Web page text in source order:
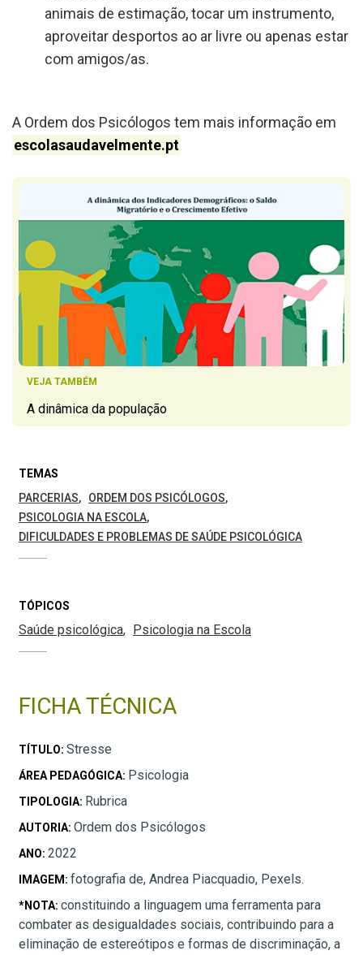
animais de estimação, tocar um instrumento,
aproveitar desportos ao ar livre ou apenas estar
com amigos/as.
A Ordem dos Psicólogos tem mais informação em
escolasaudavelmente.pt
VEJA TAMBÉM
A dinâmica da população
TEMAS
PARCERIAS
ORDEM DOS PSICÓLOGOS
PSICOLOGIA NA ESCOLA
DIFICULDADES E PROBLEMAS DE SAÚDE PSICOLÓGICA
TÓPICOS
Saúde psicológica Psicologia na Escola
FICHA TÉCNICA
TÍTULO: Stresse
ÁREA PEDAGÓGICA: Psicologia
TIPOLOGIA: Rubrica
AUTORIA: Ordem dos Psicólogos
ANO: 2022
IMAGEM: fotografia de, Andrea Piacquadio, Pexels.
*NOTA: constituindo a linguagem uma ferramenta para
combater as desigualdades sociais, contribuindo para a
eliminação de estereótipos e formas de discriminação, a